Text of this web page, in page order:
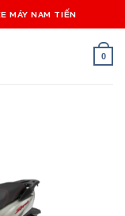
MÁY NAM TIẾN
0